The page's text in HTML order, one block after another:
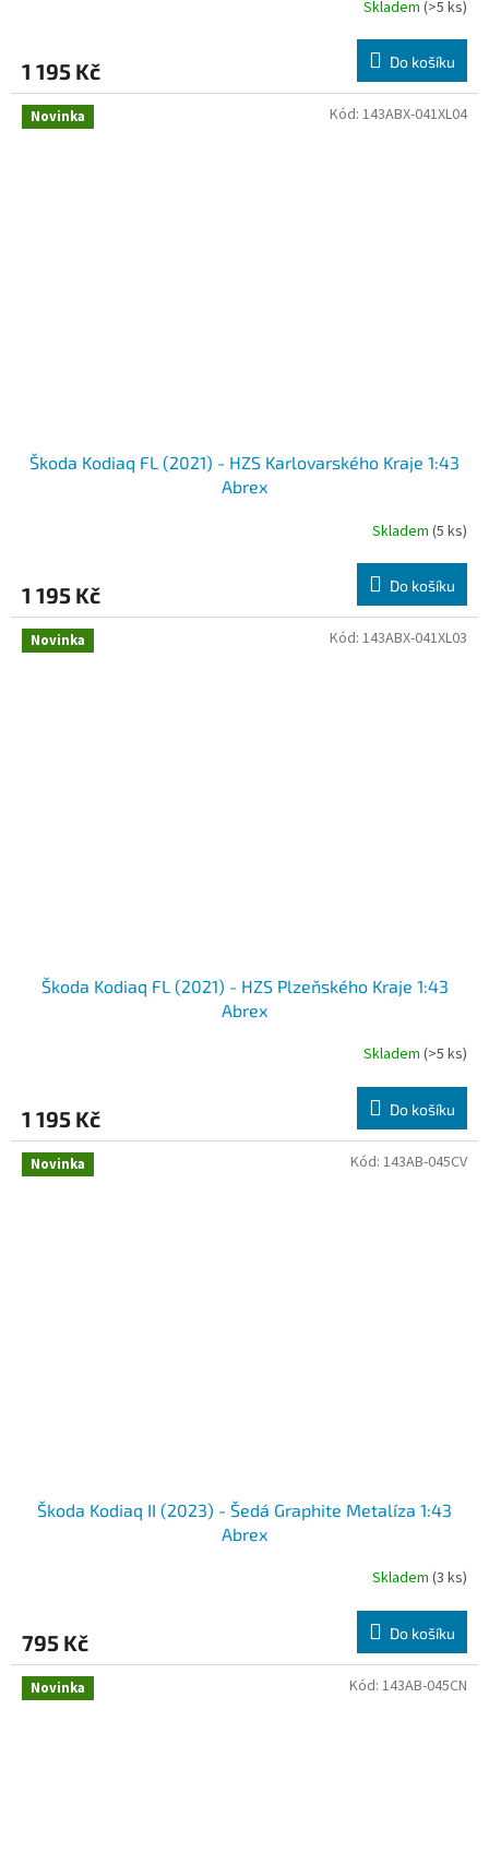
Skladem (>5 ks)
1 195 Kč Do košíku
Novinka
Škoda Kodiaq FL (2021) - HZS Karlovarského Kraje 1:43
Abrex
Skladem (5 ks)
1 195 Kč Do košíku
Kód: 143ABX-041XL04
Novinka
Škoda Kodiaq FL (2021) - HZS Plzeňského Kraje 1:43
Abrex
Skladem (>5 ks)
1 195 Kč Do košíku
Kód: 143ABX-041XL03
Novinka
Škoda Kodiaq II (2023) - Šedá Graphite Metalíza 1:43
Abrex
Skladem (3 ks)
795 Kč Do košíku
Kód: 143AB-045CV
Novinka Kód: 143AB-045CN